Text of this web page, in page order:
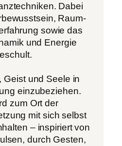
Dabei
Raum-
sowie das
und Energie
Geist und Seele in
einzubeziehen.
zum Ort der
mit sich selbst
– inspiriert von
durch Gesten,